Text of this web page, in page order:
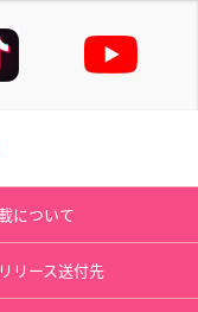
について
リース送付先